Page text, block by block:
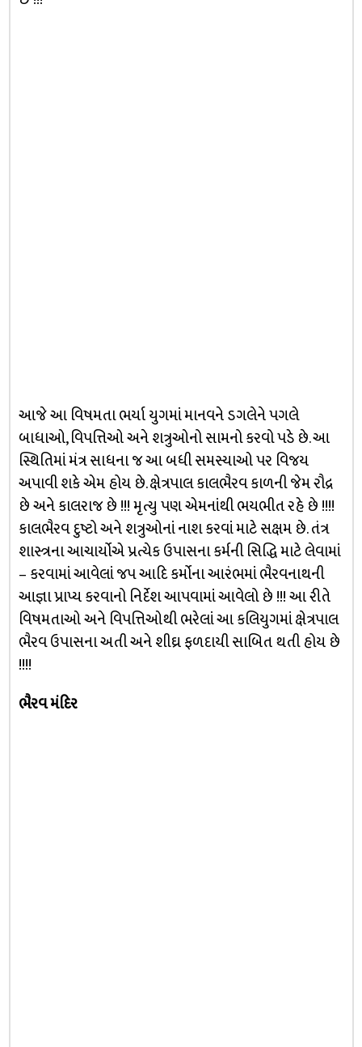
આજે આ વિષમતા ભર્યા યુગમાં માનવને ડગલેને પગલે
બાધાઓ, વિપત્તિઓ અને શત્રુઓનો સામનો કરવો પડે છે. આ
સ્થિતિમાં મંત્ર સાધના જ આ બધી સમસ્યાઓ પર વિજય
અપાવી શકે એમ હોય છે. ક્ષેત્રપાલ કાલભૈરવ કાળની જેમ રૌદ્ર
છે અને કાલરાજ છે !!! મૃત્યુ પણ એમનાંથી ભયભીત રહે છે !!!!
કાલભૈરવ દુષ્ટો અને શત્રુઓનાં નાશ કરવાં માટે સક્ષમ છે. તંત્ર
શાસ્ત્રના આચાર્યોએ પ્રત્યેક ઉપાસના કર્મની સિદ્ધિ માટે લેવામાં
– કરવામાં આવેલાં જપ આદિ કર્મોના આરંભમાં ભૈરવનાથની
આજ્ઞા પ્રાપ્ય કરવાનો નિર્દેશ આપવામાં આવેલો છે !!! આ રીતે
વિષમતાઓ અને વિપત્તિઓથી ભરેલાં આ કલિયુગમાં ક્ષેત્રપાલ
ભૈરવ ઉપાસના અતી અને શીઘ્ર ફળદાયી સાબિત થતી હોય છે
!!!!
ભૈરવ મંદિર